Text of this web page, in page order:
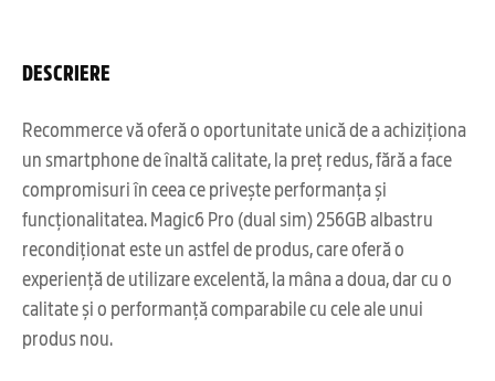
DESCRIERE
Recommerce vă oferă o oportunitate unică de a achiziționa
un smartphone de înaltă calitate, la preț redus, fără a face
compromisuri în ceea ce privește performanța și
funcționalitatea. Magic6 Pro (dual sim) 256GB albastru
recondiționat este un astfel de produs, care oferă o
experiență de utilizare excelentă, la mâna a doua, dar cu o
calitate și o performanță comparabile cu cele ale unui
produs nou.